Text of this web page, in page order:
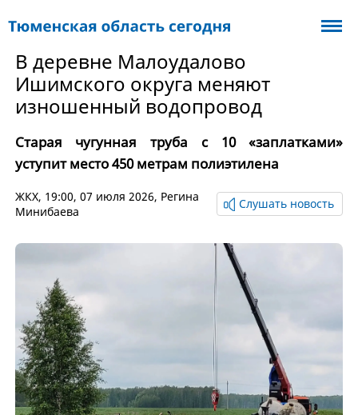
В деревне Малоудалово
Ишимского округа меняют
изношенный водопровод
Старая чугунная труба с 10 «заплатками»
уступит место 450 метрам полиэтилена
ЖКХ, 19:00, 07 июля 2026, Регина
Минибаева
Слушать новость